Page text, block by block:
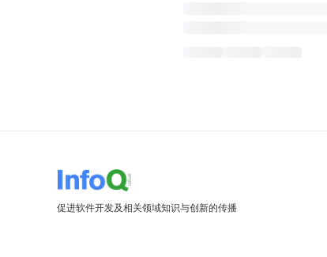
促进软件开发及相关领域知识与创新的传播